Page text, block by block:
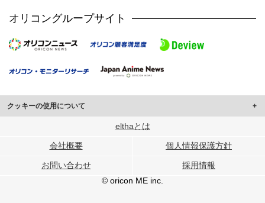
オリコングループサイト
クッキーの使用について
このサイトでは Cookie を使用して、ユーザーに合わせたコンテンツや広告の
行っています。
メディアや広告配信、データ解析の各パートナーに提供しています。
ユーザーが各パートナーのサービスを使用したときに収集した他の情報を組み
elthaとは
会社概要 個人情報保護方針
お問い合わせ
採用情報
© oricon ME inc.